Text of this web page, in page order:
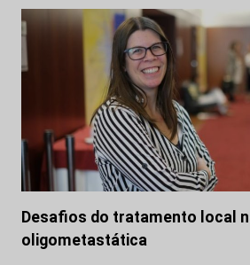
Desafios do tratamento local
oligometastática